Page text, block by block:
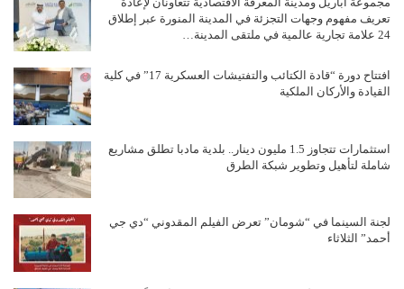
تعريف مفهوم وجهات التجزئة في المدينة المنورة عبر إطلاق
24 علامة تجارية عالمية في ملتقى المدينة…
افتتاح دورة “قادة الكتائب والتفتيشات العسكرية 17” في كلية
القيادة والأركان الملكية
استثمارات تتجاوز 1.5 مليون دينار.. بلدية مادبا تطلق مشاريع
شاملة لتأهيل وتطوير شبكة الطرق
لجنة السينما في “شومان” تعرض الفيلم المقدوني “دي جي
أحمد” الثلاثاء